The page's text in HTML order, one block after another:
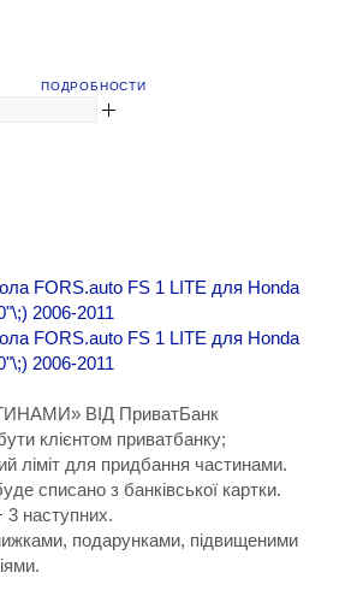
ПОДРОБНОСТИ
ВІД ПриватБанк
клієнтом приватбанку;
ліміт для придбання частинами.
списано з банківської картки.
наступних.
подарунками, підвищеними